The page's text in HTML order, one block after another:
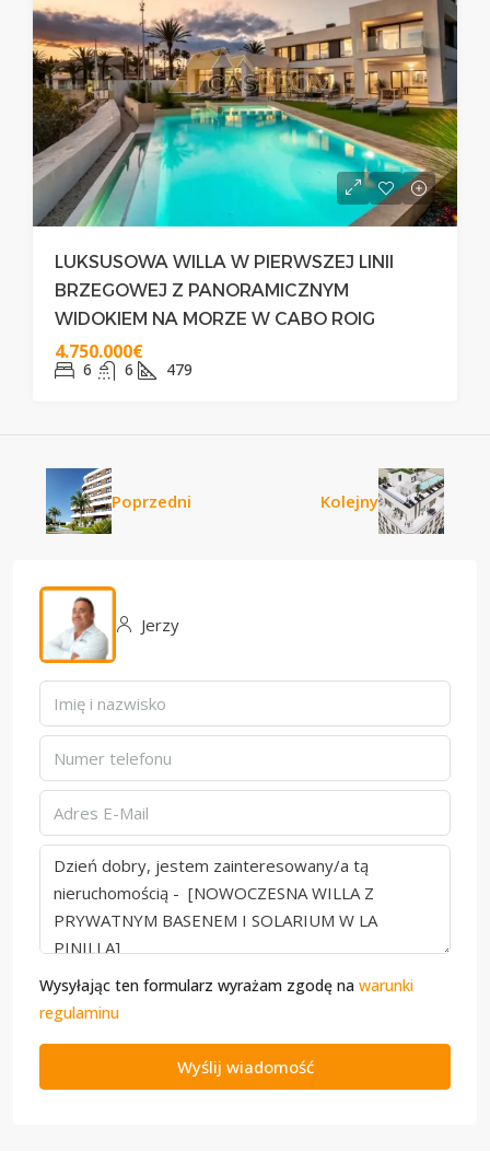
LUKSUSOWA WILLA W PIERWSZEJ LINII
BRZEGOWEJ Z PANORAMICZNYM
WIDOKIEM NA MORZE W CABO ROIG
4.750.000€
6 6 479
Poprzedni Kolejny
Jerzy
Wysyłając ten formularz wyrażam zgodę na warunki
regulaminu
Wyślij wiadomość